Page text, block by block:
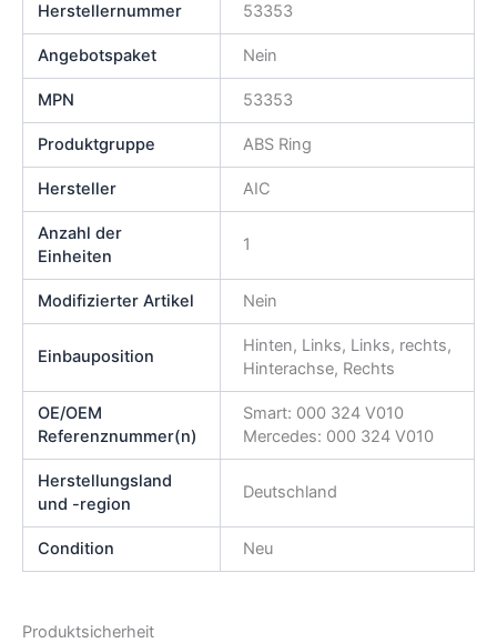
Herstellernummer 53353
Angebotspaket Nein
MPN 53353
Produktgruppe ABS Ring
Hersteller AIC
Anzahl der
Einheiten
1
Modifizierter Artikel Nein
Einbauposition
Hinten, Links, Links, rechts,
Hinterachse, Rechts
OE/OEM
Referenznummer(n)
Smart: 000 324 V010
Mercedes: 000 324 V010
Herstellungsland
und -region
Deutschland
Condition Neu
Produktsicherheit